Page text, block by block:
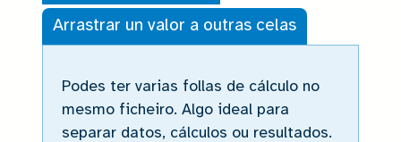
Arrastrar un valor a outras celas
Crear novas follas
Podes ter varias follas de cálculo no
mesmo ficheiro. Algo ideal para
separar datos, cálculos ou resultados.